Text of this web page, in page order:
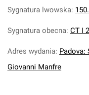
Sygnatura lwowska:
Sygnatura obecna: CT I
Adres wydania: Padova:
Giovanni Manfre